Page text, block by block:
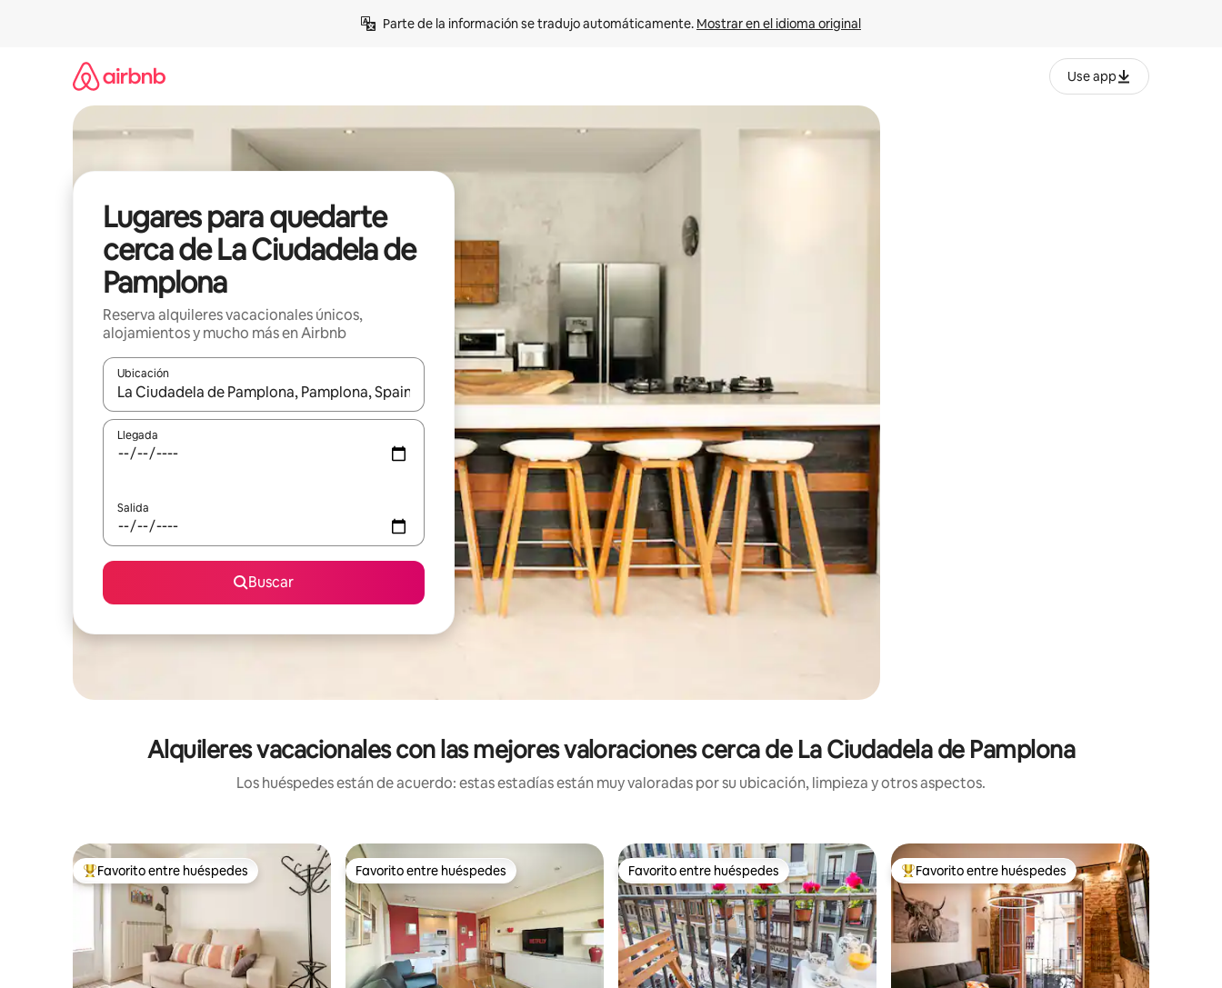
Parte de la información se tradujo automáticamente. Mostrar en el idioma original
Use app
Lugares para quedarte
cerca de La Ciudadela de
Pamplona
Reserva alquileres vacacionales únicos,
alojamientos y mucho más en Airbnb
Ubicación
Cuando los resultados estén disponibles, navega con las teclas de flecha hacia arriba y hacia abajo o explora con el tacto o desliza el dedo.
Llegada
Salida
Buscar
Alquileres vacacionales con las mejores valoraciones cerca de La Ciudadela de Pamplona
Los huéspedes están de acuerdo: estas estadías están muy valoradas por su ubicación, limpieza y otros aspectos.
Favorito entre huéspedes preferido
Favorito entre huéspedes Favorito entre huéspedes
Favorito entre huéspedes Favorito entre huéspedes
Favorito entre huéspedes Favorito entre huéspedes preferido
Favorito entre huéspedes